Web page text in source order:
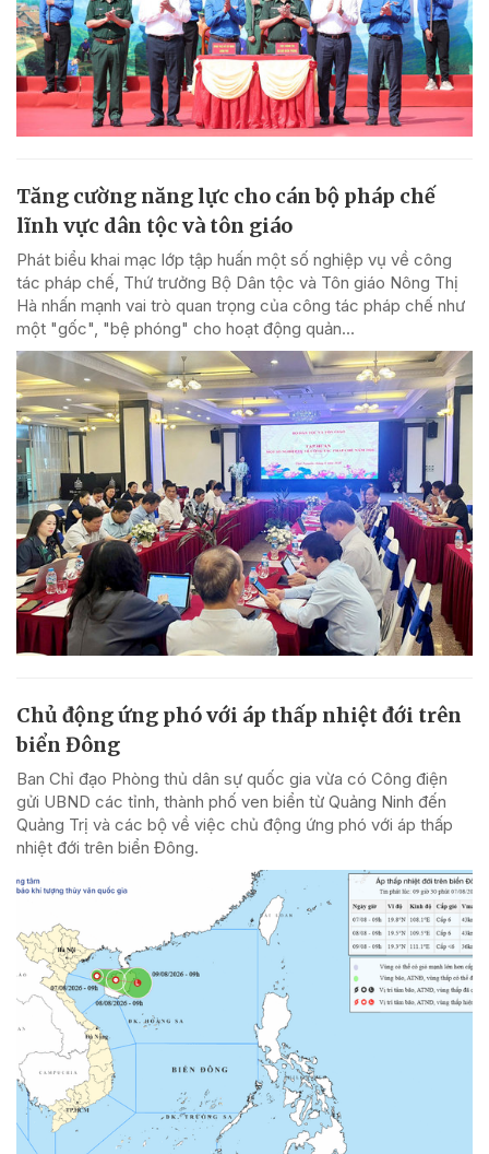
Tăng cường năng lực cho cán bộ pháp chế
lĩnh vực dân tộc và tôn giáo
Phát biểu khai mạc lớp tập huấn một số nghiệp vụ về công
tác pháp chế, Thứ trưởng Bộ Dân tộc và Tôn giáo Nông Thị
Hà nhấn mạnh vai trò quan trọng của công tác pháp chế như
một "gốc", "bệ phóng" cho hoạt động quản...
Chủ động ứng phó với áp thấp nhiệt đới trên
biển Đông
Ban Chỉ đạo Phòng thủ dân sự quốc gia vừa có Công điện
gửi UBND các tỉnh, thành phố ven biển từ Quảng Ninh đến
Quảng Trị và các bộ về việc chủ động ứng phó với áp thấp
nhiệt đới trên biển Đông.